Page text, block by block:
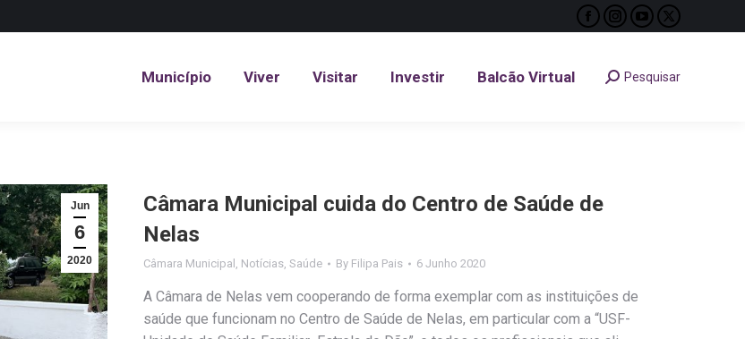
Facebook
opens
Instagram
opens
YouTube
opens
X
opens
Município Viver Visitar Investir Balcão Virtual Search:Pesquisar
Jun
6
2020
Câmara Municipal cuida do Centro de Saúde de
Nelas
Câmara Municipal , Notícias, Saúde By Filipa Pais 6 Junho 2020
A Câmara de Nelas vem cooperando de forma exemplar com as instituições de
saúde que funcionam no Centro de Saúde de Nelas, em particular com a “USF-
Município Viver Visitar Investir Balcão Virtual Search:
Pesquisar